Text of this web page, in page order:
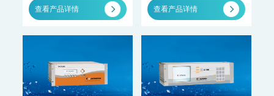
ORTHODYNE气体分析仪
OZR8000-微量氧分析仪
THC8000-总碳氢分析仪 AZ8000-微量氮分析仪
普通/防爆型分析小屋
科学仪器
在线检测二元混合气体的浓
度，适用于超过30种二元气体
查看产品详情
量氮气、空气、氩气中的微量
氧含量。
查看产品详情